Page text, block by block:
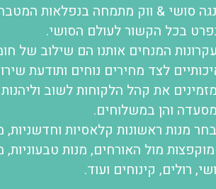
סושי & ווק מתמחה בנפלאות
בכל הקשור לעולם הסושי.
המנחים אותנו הם שילוב של
לצד מחירים נוחים ותודעת
את קהל הלקוחות לשוב
והן במשלוחים.
מנות ראשונות קלאסיות וחדשניות,
מול האורחים, מנות טבעוניות,
רולים, קינוחים ועוד.